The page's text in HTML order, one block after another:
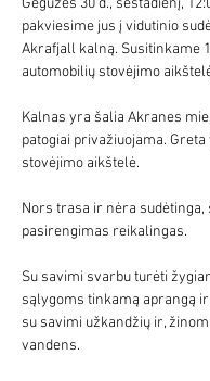
Gegužės 30 d., šeštadienį,
pakviesime jus į vidutinio
Akrafjall kalną. Susitinkame
automobilių stovėjimo
Kalnas yra šalia Akranes
patogiai privažiuojama.
stovėjimo aikštelė.
Nors trasa ir nėra sudėtinga,
pasirengimas reikalingas.
Su savimi svarbu turėti
sąlygoms tinkamą aprangą
su savimi užkandžių ir,
vandens.